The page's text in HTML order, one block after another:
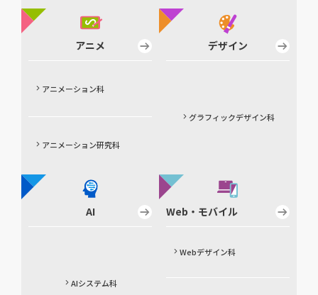
アニメ
アニメーション科
アニメーション研究科
デザイン
グラフィックデザイン科
AI
AIシステム科
Web・モバイル
Webデザイン科